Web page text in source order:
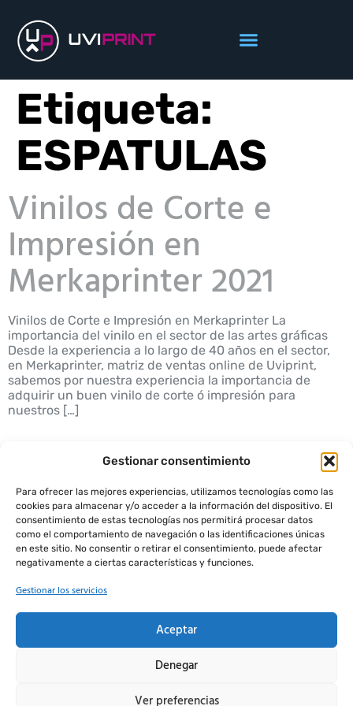
Gestionar consentimiento
Para ofrecer las mejores experiencias, utilizamos tecnologías como las
cookies para almacenar y/o acceder a la información del dispositivo. El
consentimiento de estas tecnologías nos permitirá procesar datos
como el comportamiento de navegación o las identificaciones únicas
en este sitio. No consentir o retirar el consentimiento, puede afectar
negativamente a ciertas características y funciones.
Gestionar los servicios
Aceptar
Denegar
Ver preferencias
Etiqueta:
ESPATULAS
Vinilos de Corte e
Impresión en
Merkaprinter 2021
Vinilos de Corte e Impresión en Merkaprinter La
importancia del vinilo en el sector de las artes gráficas
Desde la experiencia a lo largo de 40 años en el sector,
en Merkaprinter, matriz de ventas online de Uviprint,
sabemos por nuestra experiencia la importancia de
adquirir un buen vinilo de corte ó impresión para
nuestros […]
Política de Privacidad